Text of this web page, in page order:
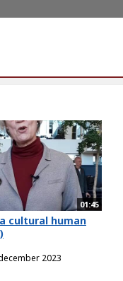
01:45
cultural human
2023